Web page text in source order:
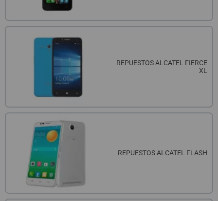
REPUESTOS ALCATEL FIERCE
XL
REPUESTOS ALCATEL FLASH